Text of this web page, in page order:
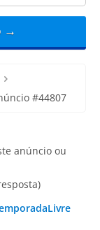
→
#44807
anúncio ou